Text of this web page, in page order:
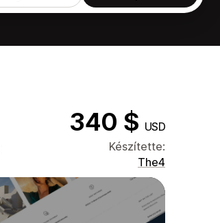
340 $ USD
Készítette:
The4